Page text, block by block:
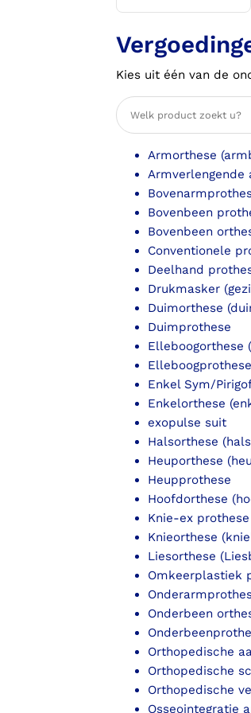
schoenen
Kies uit één van de
Armorthese
Bovenbeen
Bovenbeen
Conventionele
Deelhand
Drukmasker
Duimorthese
Duimprothese
Elleboogorthese
Elleboogprothese
Enkel Sym/
Enkelorthese
exopulse suit
Halsorthese
Heuporthese
Heupprothese
Hoofdorthese
Knie-ex prothese
Knieorthese
Liesorthese
Omkeerplastiek
Onderbeen
Orthopedische
Orthopedische
Orthopedische
Osseointegratie